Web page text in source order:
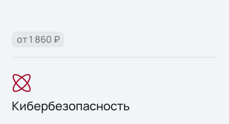
от 1 860 ₽
Кибербезопасность